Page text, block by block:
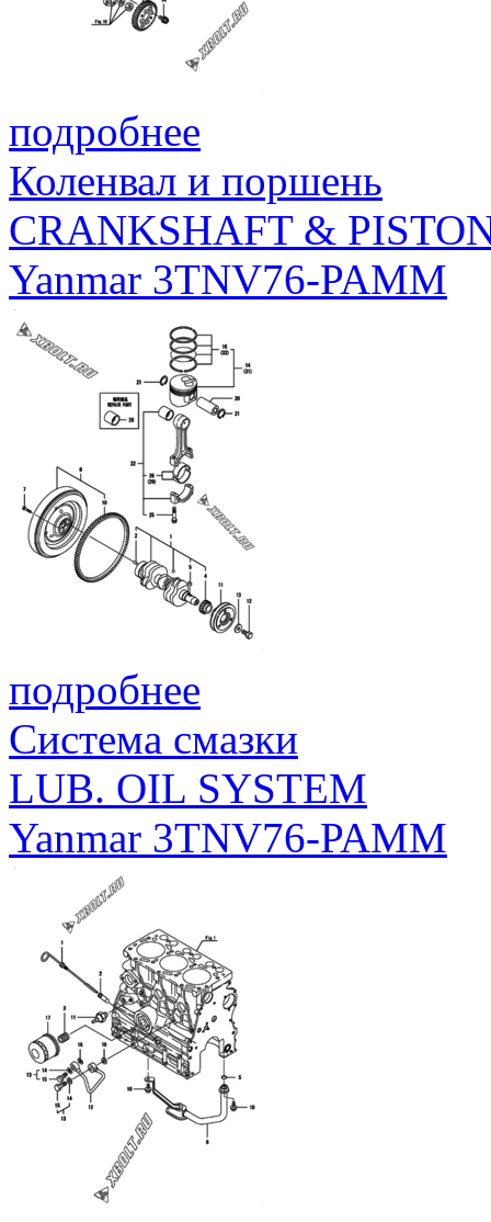
подробнее
Коленвал и поршень
CRANKSHAFT &
Yanmar 3TNV76-PAMM
подробнее
Система смазки
LUB. OIL SYSTEM
Yanmar 3TNV76-PAMM